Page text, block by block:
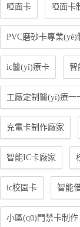
啞面卡 啞面卡
PVC磨砂卡專業(yè)
ic醫(yī)療卡 智
工廠定制醫(yī)療一
充電卡制作廠家
智能IC卡廠家
ic校園卡 智能
小區(qū)門禁卡制作